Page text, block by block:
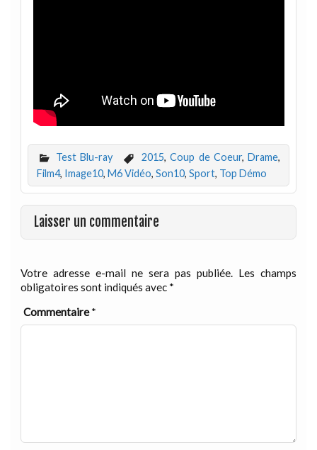
Test Blu-ray 2015,Coup de Coeur,Drame,
Film4, Image10, M6 Vidéo, Son10, Sport, Top Démo
Laisser un commentaire
Votre adresse e-mail ne sera pas publiée. Les champs
obligatoires sont indiqués avec *
Commentaire*